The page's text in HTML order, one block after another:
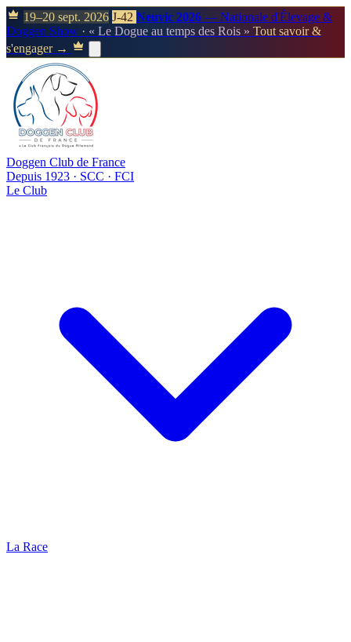
19–20 sept. 2026 J-42 Neuvic 2026 — Nationale d'Élevage &
Doggen Show · « Le Dogue au temps des Rois » Tout savoir &
s'engager →
Doggen Club de France
Depuis 1923 · SCC · FCI
Le Club
La Race